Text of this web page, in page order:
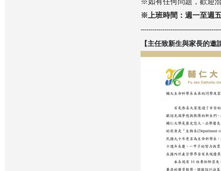
※上班時間：週一至週
【主任致新生與家長的邀